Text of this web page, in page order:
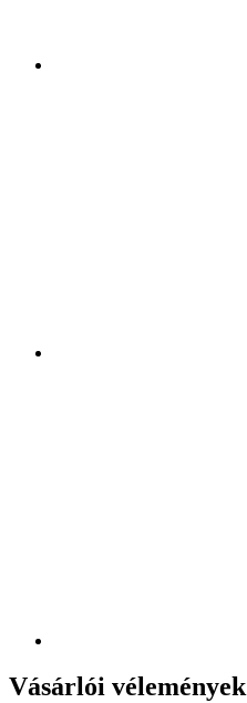
Vásárlói vélemények